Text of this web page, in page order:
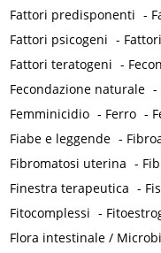
Fattori predisponenti -
Fattori psicogeni -
Fattori teratogeni -
Fecondazione naturale -
Femminicidio - Ferro -
Fiabe e leggende -
Fibromatosi uterina -
Finestra terapeutica -
Fitocomplessi -
Flora intestinale /